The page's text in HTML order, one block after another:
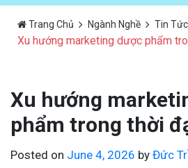
Trang Chủ Ngành Nghề Tin Tức
Xu hướng marketing dược phẩm
Xu hướng
phẩm trong thời
Posted on June 4, 2026 by Đức